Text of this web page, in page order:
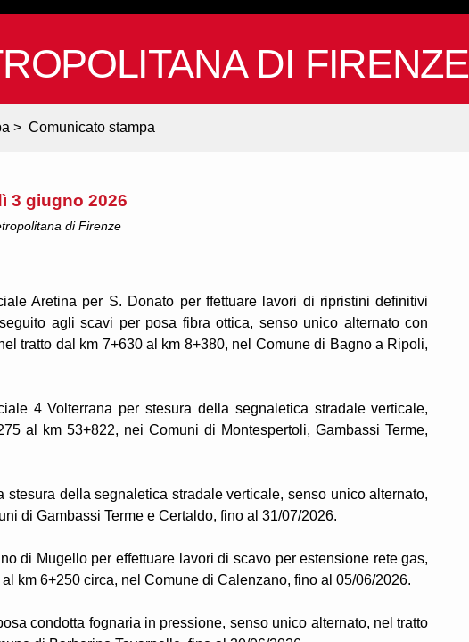
DI FIRENZE
> Comunicato stampa
3 giugno 2026
di Firenze
Aretina per S. Donato per ffettuare lavori di ripristini definitivi
agli scavi per posa fibra ottica, senso unico alternato con
tratto dal km 7+630 al km 8+380, nel Comune di Bagno a Ripoli,
4 Volterrana per stesura della segnaletica stradale verticale,
al km 53+822, nei Comuni di Montespertoli, Gambassi Terme,
della segnaletica stradale verticale, senso unico alternato,
di Gambassi Terme e Certaldo, fino al 31/07/2026.
di Mugello per effettuare lavori di scavo per estensione rete gas,
km 6+250 circa, nel Comune di Calenzano, fino al 05/06/2026.
condotta fognaria in pressione, senso unico alternato, nel tratto